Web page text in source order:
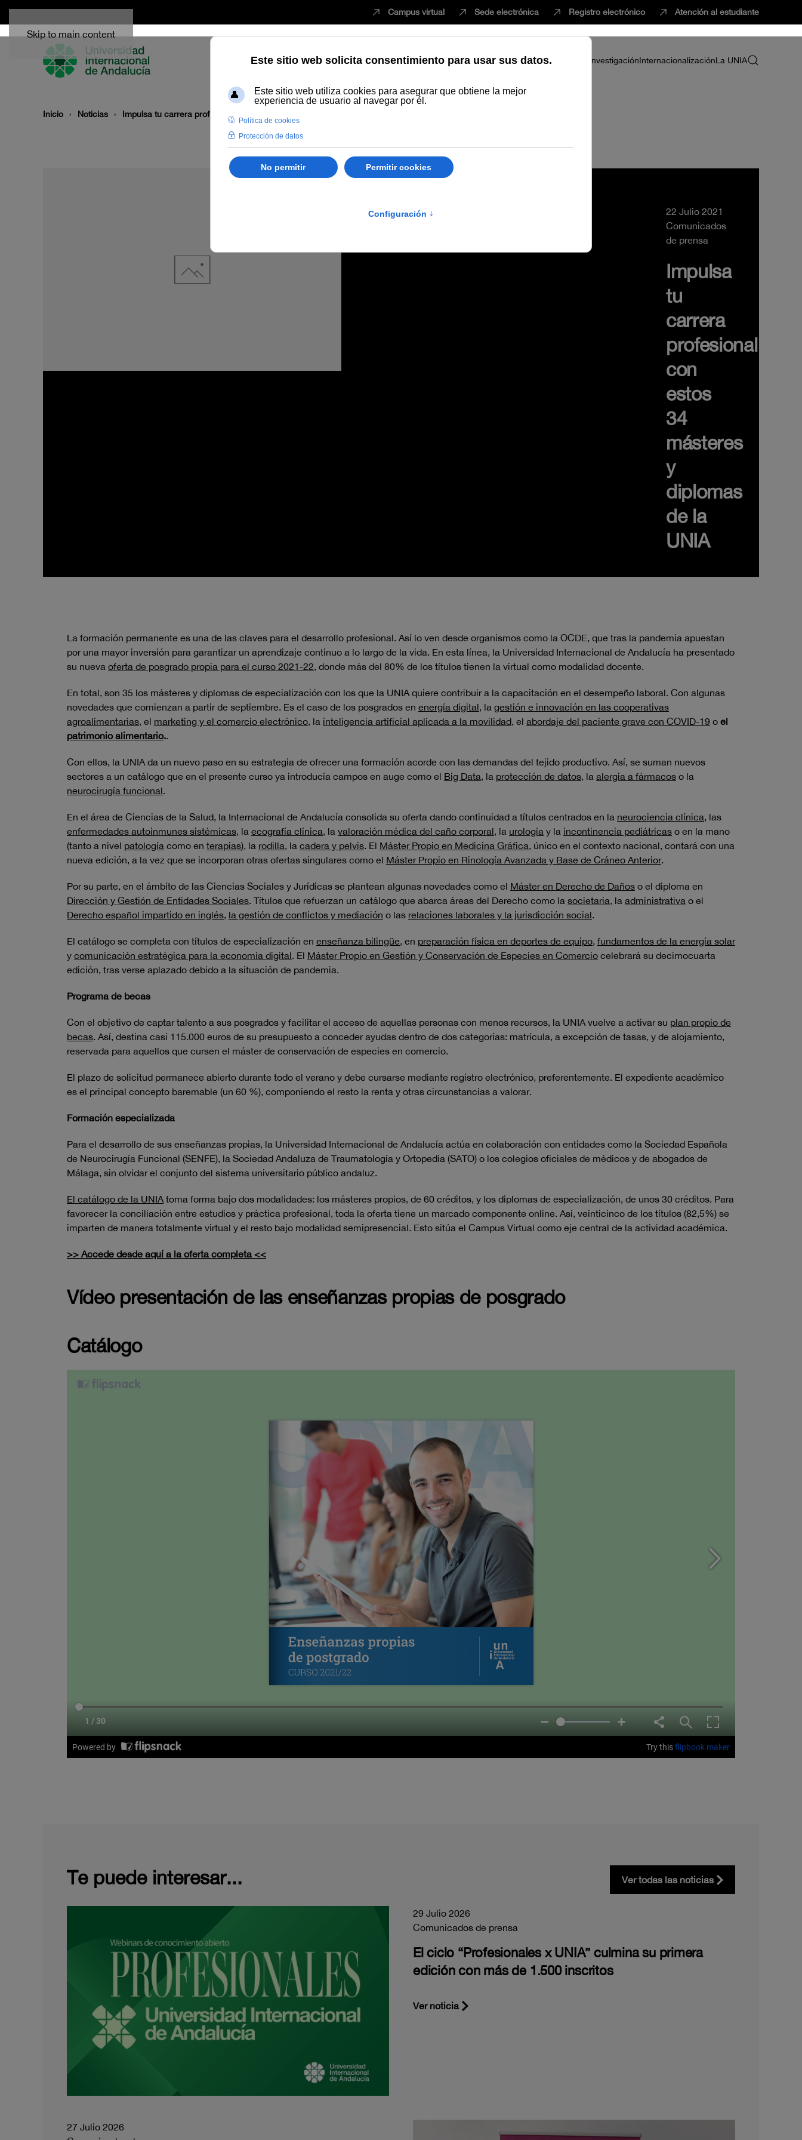
Skip to main content
Campus virtual Sede electrónica Registro electrónico Atención al estudiante
EstudiarInnovaciónVida universitariaProfesorado InvestigaciónInternacionalizaciónLa UNIA
Inicio Noticias Impulsa tu carrera profesional con estos 34 másteres y diplomas de la UNIA
22 Julio 2021
Comunicados
de prensa
Impulsa
tu
carrera
profesional
con
estos
34
másteres
y
diplomas
de la
UNIA
La formación permanente es una de las claves para el desarrollo profesional. Así lo ven desde organismos como la OCDE, que tras la pandemia apuestan
por una mayor inversión para garantizar un aprendizaje continuo a lo largo de la vida. En esta línea, la Universidad Internacional de Andalucía ha presentado
su nueva oferta de posgrado propia para el curso 2021-22, donde más del 80% de los títulos tienen la virtual como modalidad docente.
En total, son 35 los másteres y diplomas de especialización con los que la UNIA quiere contribuir a la capacitación en el desempeño laboral. Con algunas
novedades que comienzan a partir de septiembre. Es el caso de los posgrados en energía digital, la gestión e innovación en las cooperativas
agroalimentarias, el marketing y el comercio electrónico, la inteligencia artificial aplicada a la movilidad, el abordaje del paciente grave con COVID-19 o el
patrimonio alimentario..
Con ellos, la UNIA da un nuevo paso en su estrategia de ofrecer una formación acorde con las demandas del tejido productivo. Así, se suman nuevos
sectores a un catálogo que en el presente curso ya introducía campos en auge como el Big Data, la protección de datos, la alergia a fármacos o la
neurocirugía funcional.
En el área de Ciencias de la Salud, la Internacional de Andalucía consolida su oferta dando continuidad a títulos centrados en la neurociencia clínica, las
enfermedades autoinmunes sistémicas, la ecografía clínica, la valoración médica del caño corporal, la urología y la incontinencia pediátricas o en la mano
(tanto a nivel patología como en terapias), la rodilla, la cadera y pelvis. El Máster Propio en Medicina Gráfica, único en el contexto nacional, contará con una
nueva edición, a la vez que se incorporan otras ofertas singulares como el Máster Propio en Rinología Avanzada y Base de Cráneo Anterior.
Por su parte, en el ámbito de las Ciencias Sociales y Jurídicas se plantean algunas novedades como el Máster en Derecho de Daños o el diploma en
Dirección y Gestión de Entidades Sociales. Títulos que refuerzan un catálogo que abarca áreas del Derecho como la societaria, la administrativa o el
Derecho español impartido en inglés, la gestión de conflictos y mediación o las relaciones laborales y la jurisdicción social.
El catálogo se completa con títulos de especialización en enseñanza bilingüe, en preparación física en deportes de equipo, fundamentos de la energía solar
y comunicación estratégica para la economía digital. El Máster Propio en Gestión y Conservación de Especies en Comercio celebrará su decimocuarta
edición, tras verse aplazado debido a la situación de pandemia.
Programa de becas
Con el objetivo de captar talento a sus posgrados y facilitar el acceso de aquellas personas con menos recursos, la UNIA vuelve a activar su plan propio de
becas. Así, destina casi 115.000 euros de su presupuesto a conceder ayudas dentro de dos categorías: matrícula, a excepción de tasas, y de alojamiento,
reservada para aquellos que cursen el máster de conservación de especies en comercio.
El plazo de solicitud permanece abierto durante todo el verano y debe cursarse mediante registro electrónico, preferentemente. El expediente académico
es el principal concepto baremable (un 60 %), componiendo el resto la renta y otras circunstancias a valorar.
Formación especializada
Para el desarrollo de sus enseñanzas propias, la Universidad Internacional de Andalucía actúa en colaboración con entidades como la Sociedad Española
de Neurocirugía Funcional (SENFE), la Sociedad Andaluza de Traumatología y Ortopedia (SATO) o los colegios oficiales de médicos y de abogados de
Málaga, sin olvidar el conjunto del sistema universitario público andaluz.
El catálogo de la UNIA toma forma bajo dos modalidades: los másteres propios, de 60 créditos, y los diplomas de especialización, de unos 30 créditos. Para
favorecer la conciliación entre estudios y práctica profesional, toda la oferta tiene un marcado componente online. Así, veinticinco de los títulos (82,5%) se
imparten de manera totalmente virtual y el resto bajo modalidad semipresencial. Esto sitúa el Campus Virtual como eje central de la actividad académica.
>> Accede desde aquí a la oferta completa <<
Vídeo presentación de las enseñanzas propias de posgrado
Catálogo
Te puede interesar... Ver todas las noticias
29 Julio 2026
Comunicados de prensa
El ciclo “Profesionales x UNIA” culmina su primera
edición con más de 1.500 inscritos
Ver noticia
27 Julio 2026